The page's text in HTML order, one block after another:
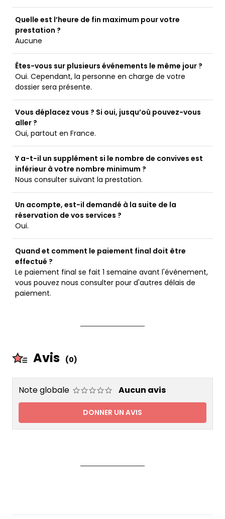
Quelle est l’heure de fin maximum pour votre
prestation ?
Aucune
Êtes-vous sur plusieurs événements le même jour ?
Oui. Cependant, la personne en charge de votre
dossier sera présente.
Vous déplacez vous ? Si oui, jusqu’où pouvez-vous
aller ?
Oui, partout en France.
Y a-t-il un supplément si le nombre de convives est
inférieur à votre nombre minimum ?
Nous consulter suivant la prestation.
Un acompte, est-il demandé à la suite de la
réservation de vos services ?
Oui.
Quand et comment le paiement final doit être
effectué ?
Le paiement final se fait 1 semaine avant l'événement,
vous pouvez nous consulter pour d'autres délais de
paiement.
Avis (0)
Note globale Aucun avis
DONNER UN AVIS